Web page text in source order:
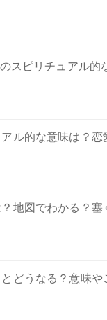
スピリチュアル的
ル的な意味は？
地図でわかる？塞
どうなる？意味